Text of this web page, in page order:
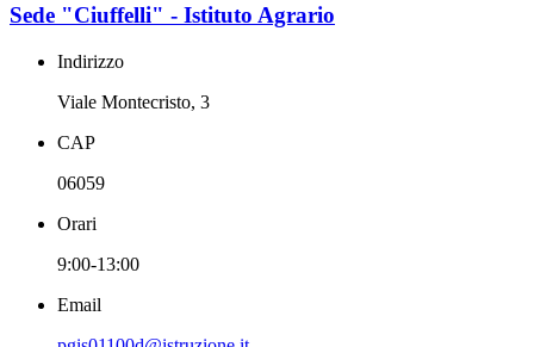
Sede "Ciuffelli" - Istituto Agrario
Indirizzo
Viale Montecristo, 3
CAP
06059
Orari
9:00-13:00
Email